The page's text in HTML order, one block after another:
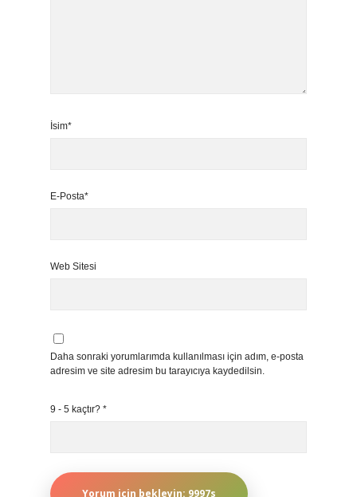
İsim*
E-Posta*
Web Sitesi
Daha sonraki yorumlarımda kullanılması için adım, e-posta
adresim ve site adresim bu tarayıcıya kaydedilsin.
9 - 5 kaçtır? *